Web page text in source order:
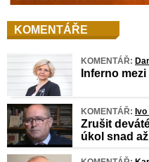
KOMENTÁŘE
KOMENTÁŘ:
Inferno
KOMENTÁŘ:
Zrušit
úkol snad